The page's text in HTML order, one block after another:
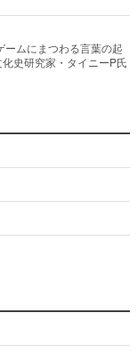
ームにまつわる言葉の起
史研究家・タイニーP氏